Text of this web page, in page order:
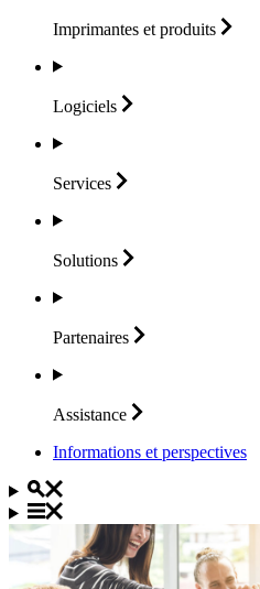
Imprimantes et produits
Logiciels
Services
Solutions
Partenaires
Assistance
Informations et perspectives